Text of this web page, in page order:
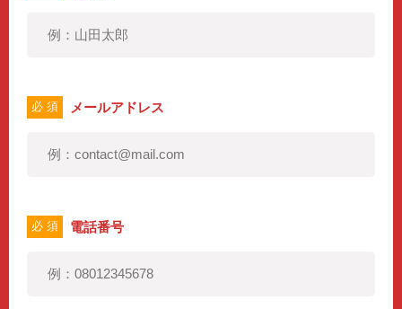
必 須 メールアドレス
必 須 電話番号